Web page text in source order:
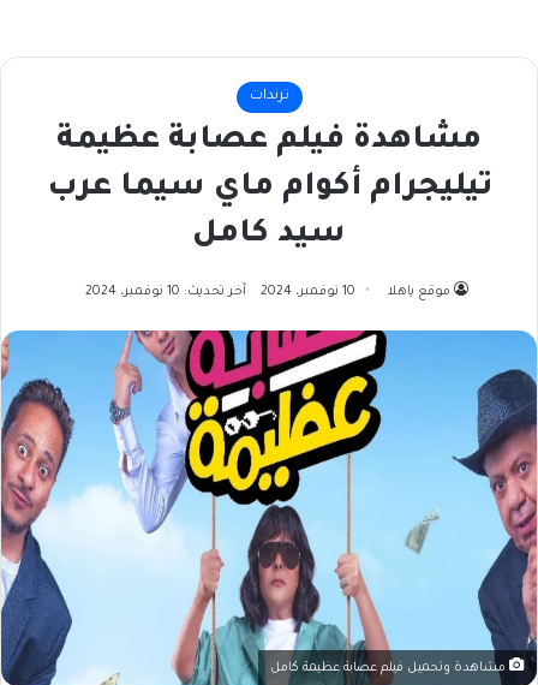
ترندات
مشاهدة فيلم عصابة عظيمة
تيليجرام أكوام ماي سيما عرب
سيد كامل
موقع ياهلا 10 نوفمبر، 2024 آخر تحديث: 10 نوفمبر، 2024
مشاهدة وتحميل فيلم عصابة عظيمة كامل